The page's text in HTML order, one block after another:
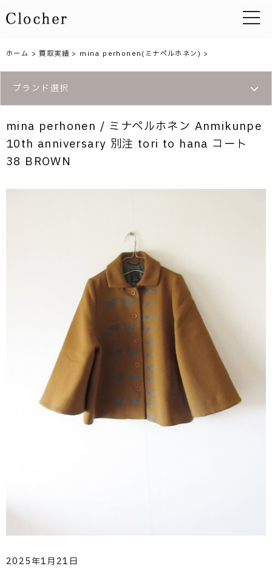
toggle
ホーム >買取実績 > mina perhonen(ミナペルホネン) >
ブランド選択
mina perhonen / ミナペルホネン Anmikunpe
10th anniversary 別注 tori to hana コート
38 BROWN
2025年1月21日